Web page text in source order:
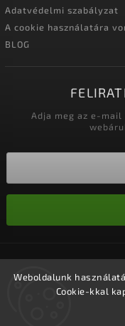
Weboldalunk
Cookie-kkal
Adatvédelmi szabályzat
A cookie használatára
BLOG
Adja meg az e-
Süti